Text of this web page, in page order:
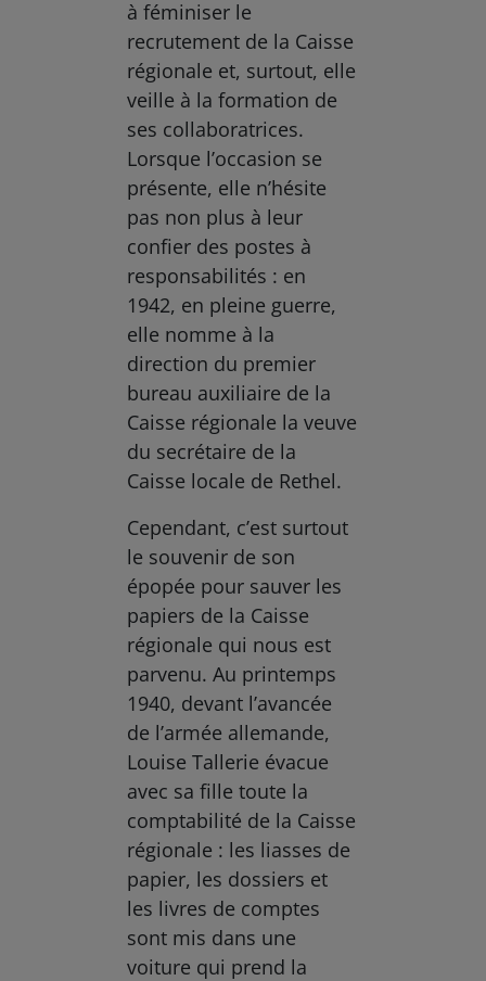
à féminiser le
recrutement de la Caisse
régionale et, surtout, elle
veille à la formation de
ses collaboratrices.
Lorsque l’occasion se
présente, elle n’hésite
pas non plus à leur
confier des postes à
responsabilités : en
1942, en pleine guerre,
elle nomme à la
direction du premier
bureau auxiliaire de la
Caisse régionale la veuve
du secrétaire de la
Caisse locale de Rethel.
Cependant, c’est surtout
le souvenir de son
épopée pour sauver les
papiers de la Caisse
régionale qui nous est
parvenu. Au printemps
1940, devant l’avancée
de l’armée allemande,
Louise Tallerie évacue
avec sa fille toute la
comptabilité de la Caisse
régionale : les liasses de
papier, les dossiers et
les livres de comptes
sont mis dans une
voiture qui prend la